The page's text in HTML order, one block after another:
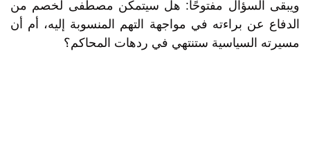
ويبقى السؤال مفتوحًا: هل سيتمكن مصطفى لخصم من
الدفاع عن براءته في مواجهة التهم المنسوبة إليه، أم أن
مسيرته السياسية ستنتهي في ردهات المحاكم؟